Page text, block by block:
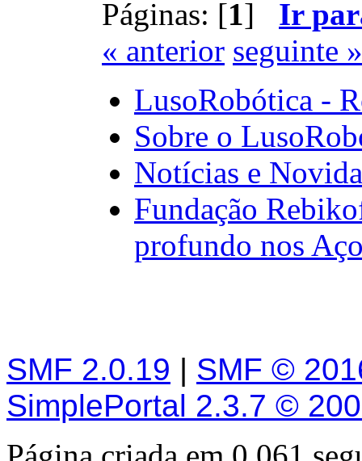
Páginas: [1] Ir
« anterior seguinte »
LusoRobótica -
Sobre o
Notícias e
Fundação
profundo nos
SMF 2.0.19 | SMF ©
SimplePortal 2.3.7 ©